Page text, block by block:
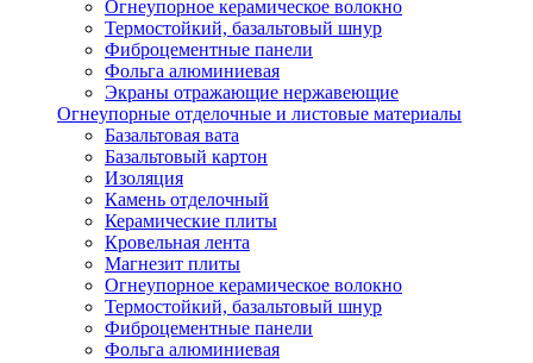
Огнеупорное керамическое волокно
Термостойкий, базальтовый шнур
Фиброцементные панели
Фольга алюминиевая
Экраны отражающие нержавеющие
Огнеупорные отделочные и листовые материалы
Базальтовая вата
Базальтовый картон
Изоляция
Камень отделочный
Керамические плиты
Кровельная лента
Магнезит плиты
Огнеупорное керамическое волокно
Термостойкий, базальтовый шнур
Фиброцементные панели
Фольга алюминиевая